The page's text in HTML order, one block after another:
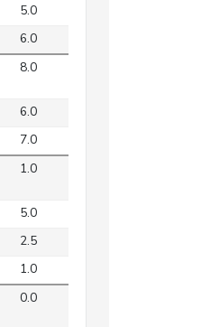
5.0
6.0
8.0
6.0
7.0
1.0
5.0
2.5
1.0
0.0